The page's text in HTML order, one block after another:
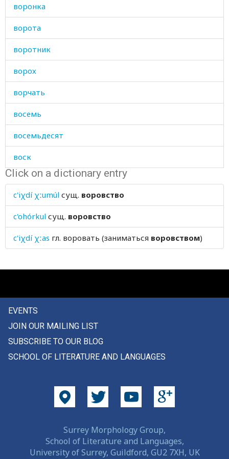
воронка
ворота
воротник
ворох
ворчать
восемь
восемьдесят
воск
воскресенье
воспаление
воспаляться
воспитание
воспламеняться
восхитительный
Click on a dictionary entry
c'iχdí χːumúl сущ. воровство
c'ohórkul сущ. воровство
c'iχdí χːas гл. воровать (заниматься воровством)
EVENTS
JOIN OUR MAILING LIST
SUBSCRIBE TO OUR BLOG
SCHOOL OF LITERATURE AND LANGUAGES
Surrey Morphology Group,
School of Literature and Languages,
University of Surrey, Guildford, GU2 7XH, UK